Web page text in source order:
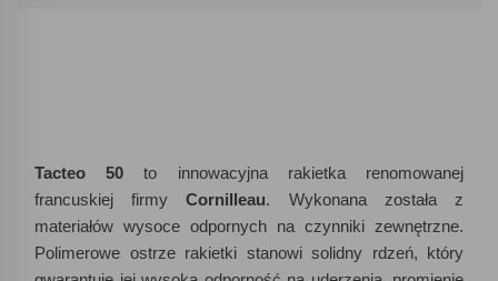
Tacteo 50to innowacyjna rakietka renomowanej
francuskiej firmyCornilleau. Wykonana została z
materiałów wysoce odpornych na czynniki zewnętrzne.
Polimerowe ostrze rakietki stanowi solidny rdzeń, który